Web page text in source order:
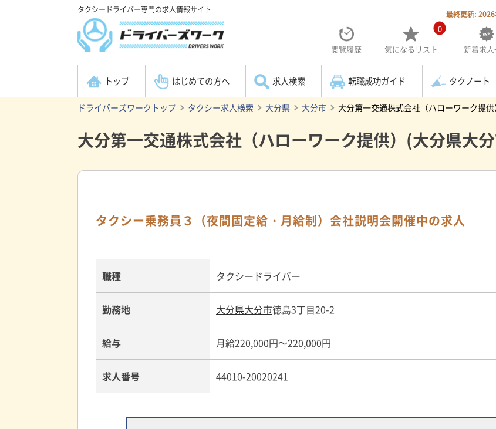
タクシードライバー専門の求人情報サイト 最終更新:
新着求人
閲覧履歴
0
気になる リスト
トップ はじめての方へ 求人検索 転職成功ガイド タクノート
ドライバーズワークトップ タクシー求人検索 大分県 大分市 大分第一交通株式会社（ハローワーク提供
大分第一交通株式会社（ハローワーク提供）(大分県大
タクシー乗務員３（夜間固定給・月給制）会社説明会開催中の求人
職種 タクシードライバー
勤務地 大分県大分市徳島3丁目20-2
給与 月給220,000円～220,000円
求人番号 44010-20020241